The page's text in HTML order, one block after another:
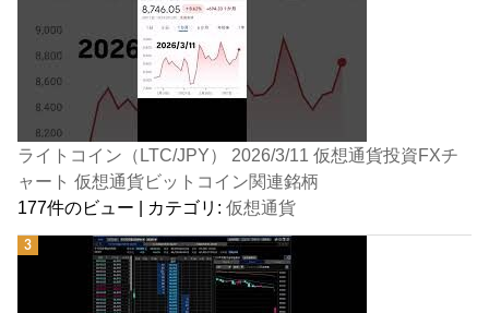
ライトコイン（LTC/JPY） 2026/3/11 仮想通貨投資FXチ
ャート 仮想通貨ビットコイン関連銘柄
177件のビュー | カテゴリ:仮想通貨